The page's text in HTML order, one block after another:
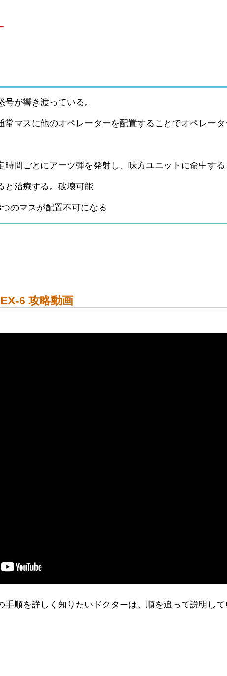
が響き渡っている。
常マスに他のオペレーターを配置することでオペレー
時間ごとにアーツ弾を発射し、味方ユニットに命中する
と治療する。破壊可能
のマスが配置不可になる
6 攻略動画
手順を詳しく知りたいドクターは、順を追って説明して